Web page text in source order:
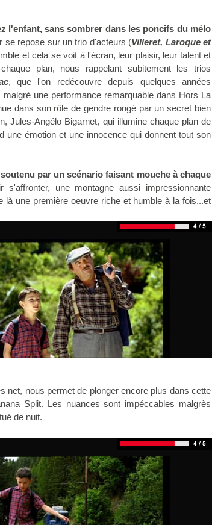
l'enfant, sans sombrer dans les poncifs du mélo
se repose sur un trio d'acteurs (Villeret, Laroque et
et cela se voit à l'écran, leur plaisir, leur talent et
plan, nous rappelant subitement les trios
, que l'on redécouvre depuis quelques années
une performance remarquable dans Hors La
dans son rôle de gendre rongé par un secret bien
Jules-Angélo Bigarnet, qui illumine chaque plan de
une émotion et une innocence qui donnent tout son
par un scénario faisant mouche à chaque
une montagne aussi impressionnante
là une première oeuvre riche et humble à la fois...et
net, nous permet de plonger encore plus dans cette
Split. Les nuances sont impéccables malgrès
de nuit.